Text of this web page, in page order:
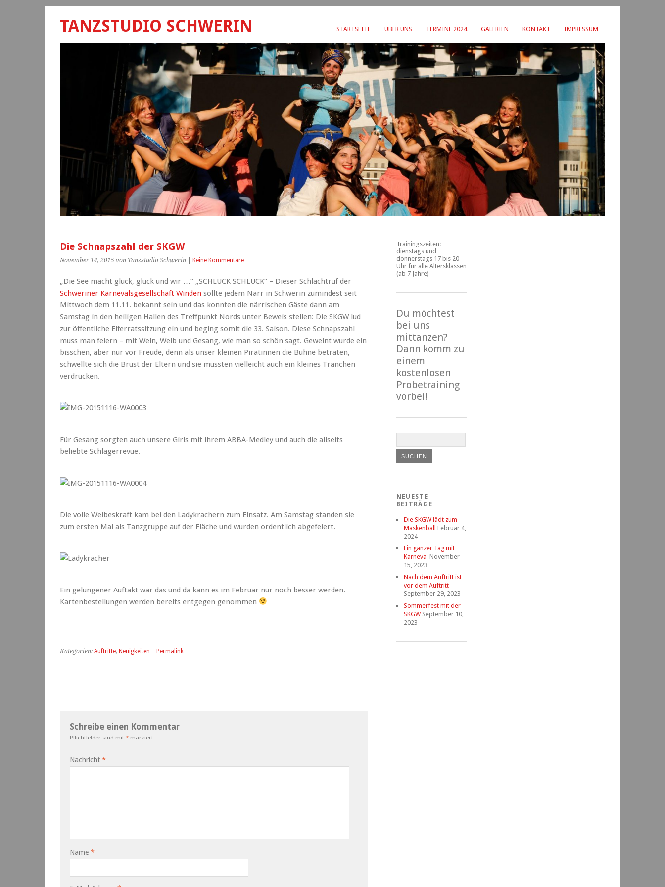
STARTSEITE ÜBER UNS TERMINE 2024 GALERIEN KONTAKT IMPRESSUM
TANZSTUDIO SCHWERIN
Die Schnapszahl der SKGW
November 14, 2015 von Tanzstudio Schwerin Keine Kommentare
„Die See macht gluck, gluck und wir …“ „SCHLUCK SCHLUCK“ – Dieser Schlachtruf der
Schweriner Karnevalsgesellschaft Winden sollte jedem Narr in Schwerin zumindest seit
Mittwoch dem 11.11. bekannt sein und das konnten die närrischen Gäste dann am
Samstag in den heiligen Hallen des Treffpunkt Nords unter Beweis stellen: Die SKGW lud
zur öffentliche Elferratssitzung ein und beging somit die 33. Saison. Diese Schnapszahl
muss man feiern – mit Wein, Weib und Gesang, wie man so schön sagt. Geweint wurde ein
bisschen, aber nur vor Freude, denn als unser kleinen Piratinnen die Bühne betraten,
schwellte sich die Brust der Eltern und sie mussten vielleicht auch ein kleines Tränchen
verdrücken.
Für Gesang sorgten auch unsere Girls mit ihrem ABBA-Medley und auch die allseits
beliebte Schlagerrevue.
Die volle Weibeskraft kam bei den Ladykrachern zum Einsatz. Am Samstag standen sie
zum ersten Mal als Tanzgruppe auf der Fläche und wurden ordentlich abgefeiert.
Ein gelungener Auftakt war das und da kann es im Februar nur noch besser werden.
Kartenbestellungen werden bereits entgegen genommen
Kategorien: Auftritte, Neuigkeiten Permalink
Schreibe einen Kommentar
Pflichtfelder sind mit * markiert.
Nachricht *
Name *
Trainingszeiten:
dienstags und
donnerstags 17 bis 20
Uhr für alle Altersklassen
(ab 7 Jahre)
Du möchtest
bei uns
mittanzen?
Dann komm zu
einem
kostenlosen
Probetraining
vorbei!
NEUESTE
BEITRÄGE
Die SKGW lädt zum
Maskenball
Februar 4,
2024
Ein ganzer Tag mit
Karneval November
15, 2023
Nach dem Auftritt ist
vor dem Auftritt
September 29, 2023
Sommerfest mit der
SKGW September 10,
2023